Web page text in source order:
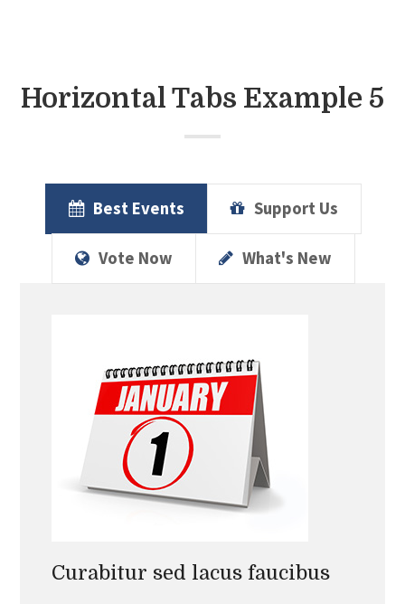
Horizontal Tabs Example 5
Best Events Support Us
Vote Now What's New
Curabitur sed lacus faucibus